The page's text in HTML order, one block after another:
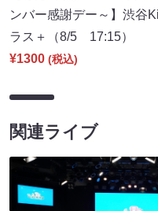
ンバー感謝デー～】渋谷
ラス＋（8/5 17:15）
¥1300 (税込)
関連ライブ